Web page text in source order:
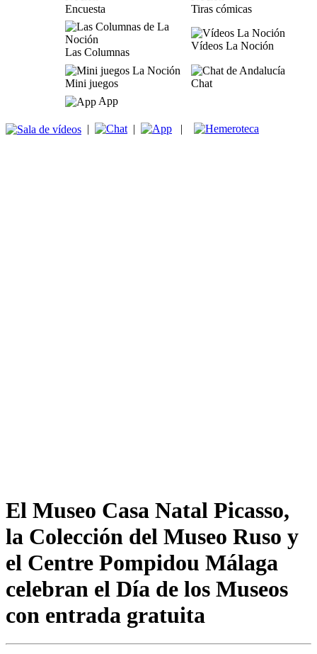
Encuesta Tiras cómicas
Las Columnas
Vídeos La Noción
Mini juegos
Chat
App
| | |
El Museo Casa Natal Picasso,
la Colección del Museo Ruso y
el Centre Pompidou Málaga
celebran el Día de los Museos
con entrada gratuita